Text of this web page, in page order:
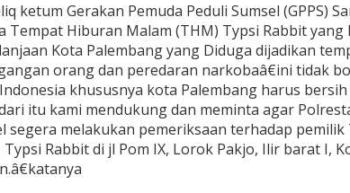
e
m
b
n
g
D
d
u
g
ketum Gerakan Pemuda Peduli Sumsel (GPPS)
Tempat Hiburan Malam (THM) Typsi Rabbit
Kota Palembang yang Diduga dijadikan
orang dan peredaran narkobaâ€ini tidak
khususnya kota Palembang harus
itu kami mendukung dan meminta agar
segera melakukan pemeriksaan terhadap
Typsi Rabbit di jl Pom IX, Lorok Pakjo, Ilir barat I,